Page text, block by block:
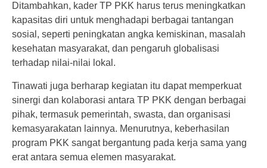
Ditambahkan, kader TP PKK harus terus meningkatkan
kapasitas diri untuk menghadapi berbagai tantangan
sosial, seperti peningkatan angka kemiskinan, masalah
kesehatan masyarakat, dan pengaruh globalisasi
terhadap nilai-nilai lokal.
Tinawati juga berharap kegiatan itu dapat memperkuat
sinergi dan kolaborasi antara TP PKK dengan berbagai
pihak, termasuk pemerintah, swasta, dan organisasi
kemasyarakatan lainnya. Menurutnya, keberhasilan
program PKK sangat bergantung pada kerja sama yang
erat antara semua elemen masyarakat.